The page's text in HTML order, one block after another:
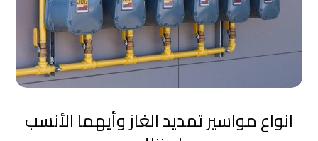
انواع مواسير تمديد الغاز وأيهما الأنسب